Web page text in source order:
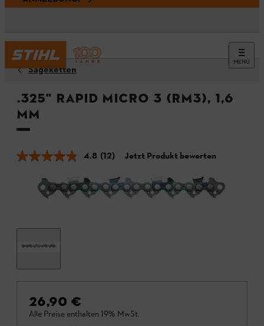
MENÜ
Sägeketten
.325" Rapid Micro 3 (RM3), 1,6
mm
4.8 (12) Jetzt Produkt bewerten
26,90 €
Alle Preise enthalten 19% MwSt.